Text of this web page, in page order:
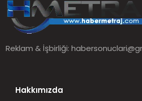
Reklam & İşbirliği:
Hakkımızda